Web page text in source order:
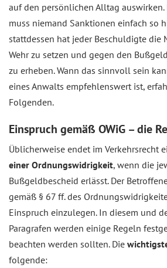
auf den persönlichen Alltag
muss niemand Sanktionen einfach so
stattdessen hat jeder Beschuldigte die
Wehr zu setzen und gegen den
zu erheben. Wann das sinnvoll sein
eines Anwalts empfehlenswert ist,
Folgenden.
Einspruch gemäß OWiG – die
Üblicherweise endet im Verkehrsrecht
einer Ordnungswidrigkeit, wenn die
Bußgeldbescheid erlässt. Der
gemäß § 67 ff. des
Einspruch einzulegen. In diesem und
Paragrafen werden einige Regeln
beachten werden sollten. Die
folgende: